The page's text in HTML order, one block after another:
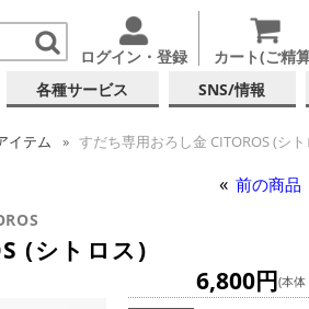
ログイン・登録 カート(ご精
各種サービス SNS/情報
イテム すだち専用おろし金 CITOROS (シ
前の商品
(シトロス)
6,800円(本体